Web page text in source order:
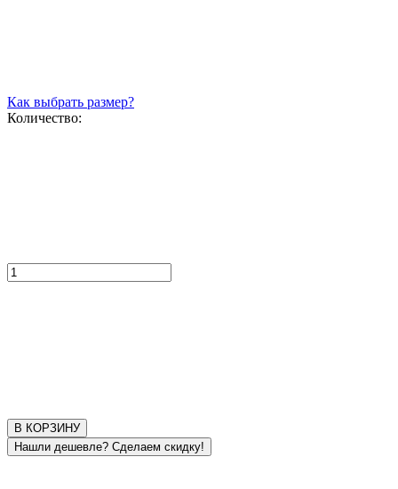
Как выбрать размер?
Количество:
В КОРЗИНУ